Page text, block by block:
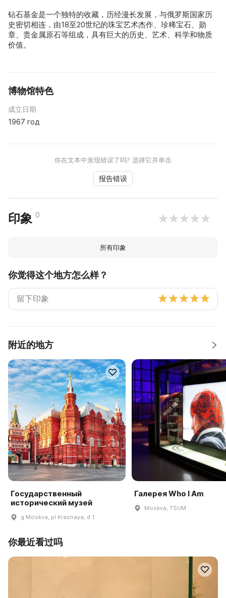
钻石基金是一个独特的收藏，历经漫长发展，与俄罗斯国家历
史密切相连，由18至20世纪的珠宝艺术杰作、珍稀宝石、勋
章、贵金属原石等组成，具有巨大的历史、艺术、科学和物质
价值。
博物馆特色
成立日期
1967 год
你在文本中发现错误了吗? 选择它并单击
报告错误
印象 0
所有印象
你觉得这个地方怎么样？
附近的地方
Государственный
исторический музей
g Moskva, pl Krasnaya, d 1
Галерея Who I Am
Moskva, TSUM
你最近看过吗